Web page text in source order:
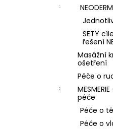
SETY
řešení
Masážní
ošetření
Péče o
péče
Péče o
Péče o